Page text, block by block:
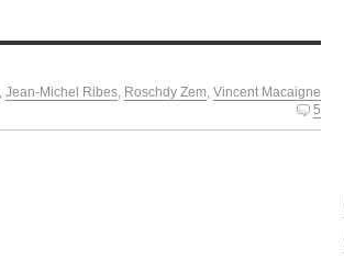
, Jean-Michel Ribes, Roschdy Zem, Vincent Macaigne
5